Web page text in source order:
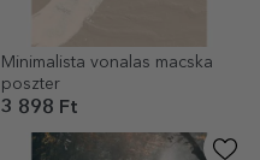
Minimalista vonalas macska
poszter
3 898 Ft